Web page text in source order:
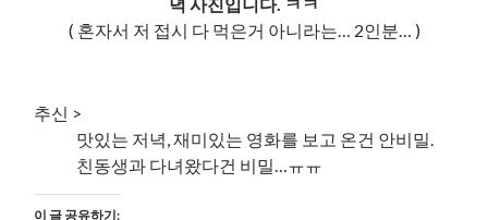
( 혼자서 저 접시 다 먹은거 아니라는… 2인분… )
추신 >
맛있는 저녁, 재미있는 영화를 보고 온건 안비밀.
친동생과 다녀왔다건 비밀…ㅠㅠ
이 글 공유하기: